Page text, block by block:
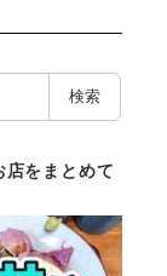
検索
をまとめて